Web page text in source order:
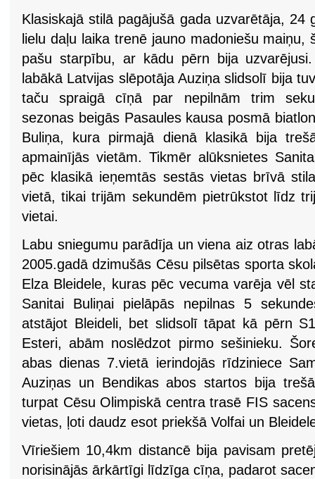
Klasiskajā stilā pagājušā gada uzvarētāja, 24
lielu daļu laika trenē jauno madoniešu maiņu,
pašu starpību, ar kādu pērn bija
labākā Latvijas slēpotāja Auziņa slidsolī bija
taču spraigā cīņā par nepilnām trim
sezonas beigās Pasaules kausa posmā
Buliņa, kura pirmajā dienā klasikā bija
apmainījās vietām. Tikmēr alūksnietes
pēc klasikā ieņemtās sestās vietas brīvā
vietā, tikai trijām sekundēm pietrūkstot līdz
vietai.
Labu sniegumu parādīja un viena aiz otras
2005.gadā dzimušās Cēsu pilsētas sporta
Elza Bleidele, kuras pēc vecuma varēja vēl
Sanitai Buliņai pielāpās nepilnas 5
atstājot Bleideli, bet slidsolī tāpat kā pērn
Esteri, abām noslēdzot pirmo sešinieku.
abas dienas 7.vietā ierindojās rīdziniece
Auziņas un Bendikas abos startos bija
turpat Cēsu Olimpiskā centra trasē FIS
vietas, ļoti daudz esot priekšā Volfai un
Vīriešiem 10,4km distancē bija pavisam
norisinājās ārkārtīgi līdzīga cīņa, padarot